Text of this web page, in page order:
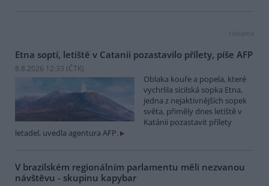
reklama
Etna soptí, letiště v Catanii pozastavilo přílety, píše AFP
8.8.2026 12:33 (ČTK)
Oblaka kouře a popela, které
vychrlila sicilská sopka Etna,
jedna z nejaktivnějších sopek
světa, přiměly dnes letiště v
Katánii pozastavit přílety
letadel, uvedla agentura AFP.
V brazilském regionálním parlamentu měli nezvanou
návštěvu - skupinu kapybar